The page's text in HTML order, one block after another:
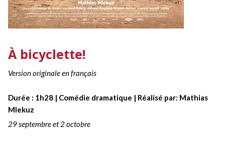
À bicyclette!
Version originale en français
Durée : 1h28 | Comédie dramatique | Réalisé par: Mathias
Mlekuz
29 septembre et 2 octobre